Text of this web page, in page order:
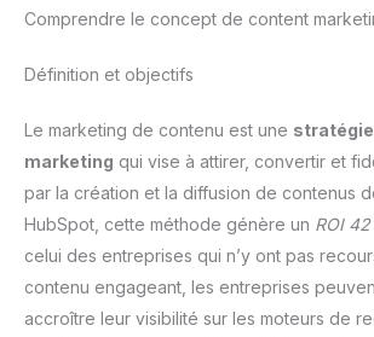
Comprendre le concept de content
Définition et objectifs
Le marketing de contenu est une stratégie
marketing qui vise à attirer, convertir et
par la création et la diffusion de contenus
HubSpot, cette méthode génère un ROI
celui des entreprises qui n’y ont pas
contenu engageant, les entreprises
accroître leur visibilité sur les moteurs de